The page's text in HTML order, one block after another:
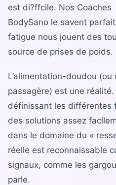
est di?ffcile. Nos Coaches
BodySano le savent
fatigue nous jouent des
source de prises de poids.
L’alimentation-doudou (ou
passagère) est une
définissant les différentes
des solutions assez
dans le domaine du «
réelle est reconnaissable
signaux, comme les
parle.